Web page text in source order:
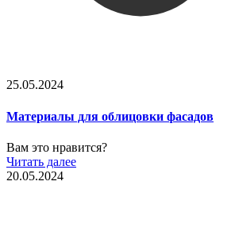
25.05.2024
Материалы для облицовки фасадов
Вам это нравится?
Читать далее
20.05.2024